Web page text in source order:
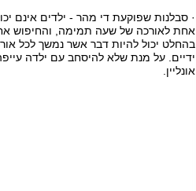
· סבלנות שפוקעת די מהר - ילדים אינם
אחת לאורכה של שעה תמימה, והחיפוש
בהחלט יכול להיות דבר אשר נמשך לכל
ידיים. על מנת שלא להיסחב עם ילדה
אונליין.